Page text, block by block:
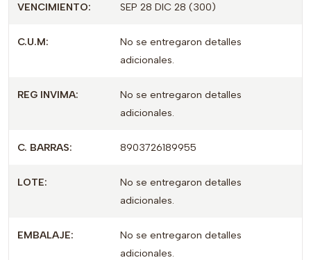
comprimido).
Formato práctico y fácil de transportar.
Fabricado por HETERO, identificado por su
Advertencia: Producto farmacéutico. Use solo bajo
prescripción y supervisión médica; consulte a un
VENCIMIENTO: SEP 28 DIC 28 (300)
C.U.M:
No se entregaron detalles
adicionales.
REG INVIMA:
No se entregaron detalles
adicionales.
C. BARRAS: 8903726189955
LOTE:
No se entregaron detalles
adicionales.
EMBALAJE:
No se entregaron detalles
adicionales.